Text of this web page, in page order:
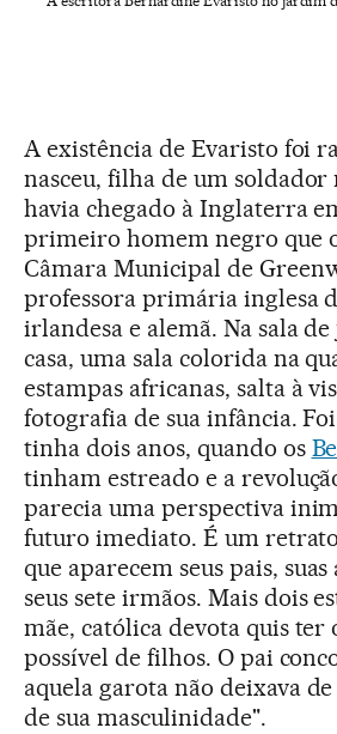
A existência de Evaristo foi
nasceu, filha de um
havia chegado à Inglaterra
primeiro homem negro que
Câmara Municipal de
professora primária inglesa
irlandesa e alemã. Na sala
casa, uma sala colorida na
estampas africanas, salta à
fotografia de sua infância.
tinha dois anos, quando os
tinham estreado e a
parecia uma perspectiva
futuro imediato. É um
que aparecem seus pais,
seus sete irmãos. Mais dois
mãe, católica devota quis
possível de filhos. O pai
aquela garota não deixava
de sua masculinidade".